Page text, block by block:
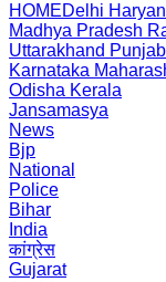
HOMEDelhi
Madhya Pradesh
Uttarakhand Punjab
Karnataka
Odisha Kerala
Jansamasya
News
Bjp
National
Police
Bihar
India
कांग्रेस
Gujarat